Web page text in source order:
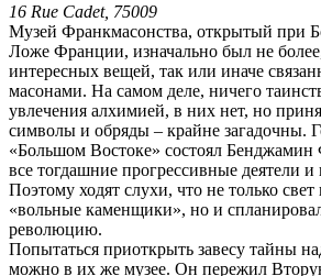
16 Rue Cadet, 75009
Музей Франкмасонства, открытый при
Ложе Франции, изначально был не
интересных вещей, так или иначе
масонами. На самом деле, ничего
увлечения алхимией, в них нет, но
символы и обряды – крайне загадочны.
«Большом Востоке» состоял
все тогдашние прогрессивные деятели и
Поэтому ходят слухи, что не только
«вольные каменщики», но и
революцию.
Попытаться приоткрыть завесу тайны
можно в их же музее. Он пережил